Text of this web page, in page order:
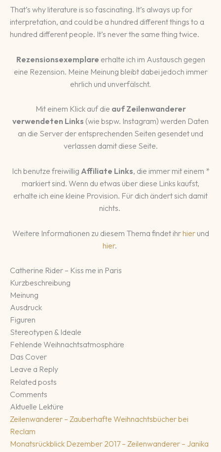
That’s why literature is so fascinating. It’s always up for
interpretation, and could be a hundred different things to a
hundred different people. It’s never the same thing twice.
Rezensionsexemplare erhalte ich im Austausch gegen
eine Rezension. Meine Meinung bleibt dabei jedoch immer
ehrlich und unverfälscht.
Mit einem Klick auf die auf Zeilenwanderer
verwendeten Links (wie bspw. Instagram) werden Daten
an die Server der entsprechenden Seiten gesendet und
verlassen damit diese Seite.
Ich benutze freiwillig Affiliate Links, die immer mit einem *
markiert sind. Wenn du etwas über diese Links kaufst,
erhalte ich eine kleine Provision. Für dich ändert sich damit
nichts.
Weitere Informationen zu diesem Thema findet ihrhierund
hier.
Catherine Rider – Kiss me in Paris
Kurzbeschreibung
Meinung
Ausdruck
Figuren
Stereotypen & Ideale
Fehlende Weihnachtsatmosphäre
Das Cover
Leave a Reply
Related posts
Comments
Aktuelle Lektüre
Zeilenwanderer – Zauberhafte Weihnachtsbücher bei
Reclam
Monatsrückblick Dezember 2017 – Zeilenwanderer – Janika